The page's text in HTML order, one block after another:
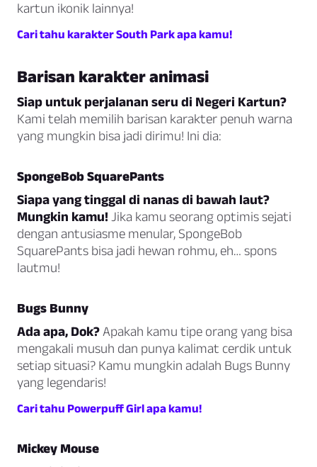
kartun ikonik lainnya!
Cari tahu karakter South Park apa kamu!
Barisan karakter animasi
Siap untuk perjalanan seru di Negeri Kartun?
Kami telah memilih barisan karakter penuh warna
yang mungkin bisa jadi dirimu! Ini dia:
SpongeBob SquarePants
Siapa yang tinggal di nanas di bawah laut?
Mungkin kamu! Jika kamu seorang optimis sejati
dengan antusiasme menular, SpongeBob
SquarePants bisa jadi hewan rohmu, eh… spons
lautmu!
Bugs Bunny
Ada apa, Dok?Apakah kamu tipe orang yang bisa
mengakali musuh dan punya kalimat cerdik untuk
setiap situasi? Kamu mungkin adalah Bugs Bunny
yang legendaris!
Cari tahu Powerpuff Girl apa kamu!
Mickey Mouse